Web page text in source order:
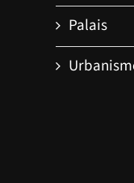
Palais